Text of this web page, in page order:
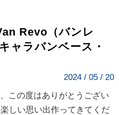
Revo（バンレ
ャラバンベース・
2024 / 05 / 20
この度はありがとうござい
楽しい思い出作ってきてくだ